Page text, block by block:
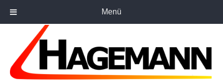
Menü